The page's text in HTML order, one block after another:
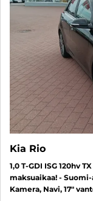
Kia Rio
1,0 T-GDI ISG 120hv
maksuaikaa! -
Kamera, Navi, 17"